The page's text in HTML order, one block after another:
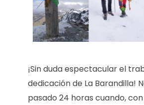
¡Sin duda espectacular el
dedicación de La Barandilla!
pasado 24 horas cuando,